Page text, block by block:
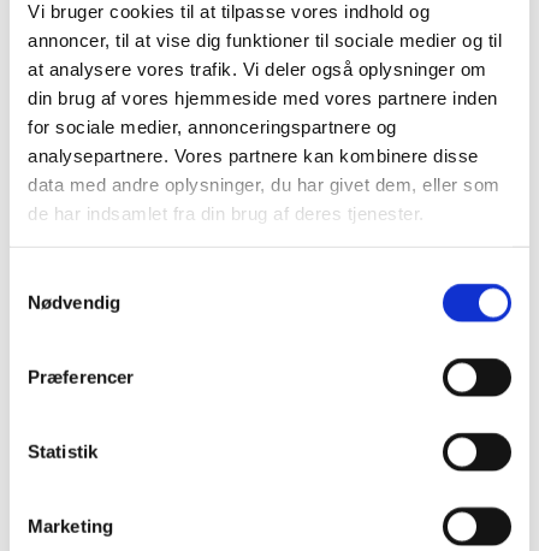
Vi bruger cookies til at tilpasse vores indhold og
annoncer, til at vise dig funktioner til sociale medier og til
at analysere vores trafik. Vi deler også oplysninger om
din brug af vores hjemmeside med vores partnere inden
for sociale medier, annonceringspartnere og
analysepartnere. Vores partnere kan kombinere disse
data med andre oplysninger, du har givet dem, eller som
de har indsamlet fra din brug af deres tjenester.
Nødvendig
Præferencer
Statistik
Marketing
Stjernetelte
Redskabsskure
Rosenbuer
190 Serie
250 Serie
Polytunnel Drivhus
Folie væksthuse
Havebænke
Rundt om træet